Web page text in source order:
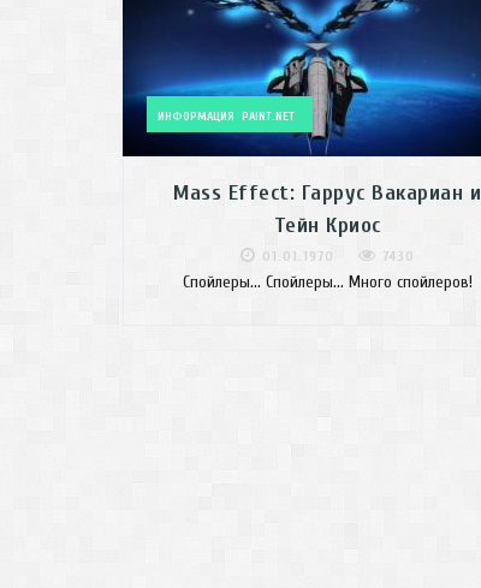
ИНФОРМАЦИЯ PAINT.NET
Mass Effect: Гаррус Вакариан и
Тейн Криос
01.01.1970 7430
Спойлеры... Спойлеры... Много спойлеров!